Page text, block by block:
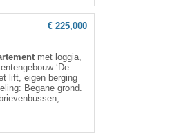
€ 225,000
met loggia,
‘De
lift, eigen berging
Begane grond.